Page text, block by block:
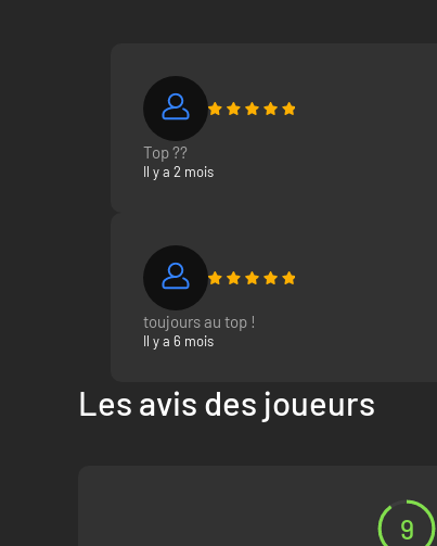
Top ??
Il y a 2 mois
toujours au top !
Il y a 6 mois
Les avis des joueurs
9